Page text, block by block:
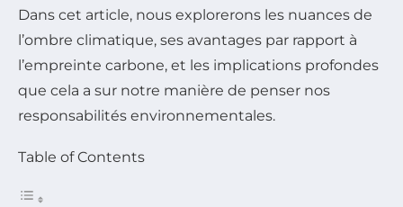
Dans cet article, nous explorerons les nuances de
l’ombre climatique, ses avantages par rapport à
l’empreinte carbone, et les implications profondes
que cela a sur notre manière de penser nos
responsabilités environnementales.
Table of Contents